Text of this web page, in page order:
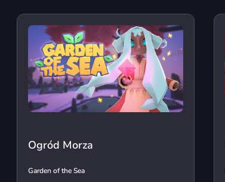
Ogród Morza
Garden of the Sea